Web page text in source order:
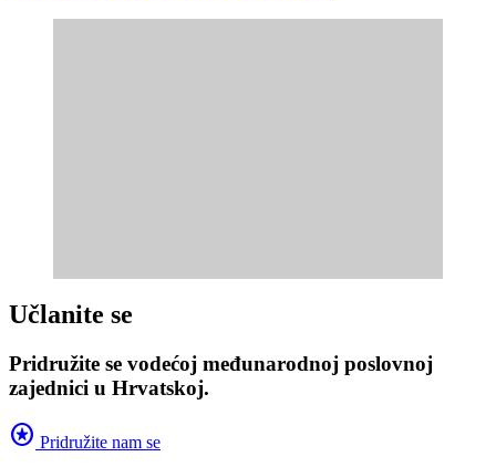
Učlanite se
Pridružite se vodećoj međunarodnoj poslovnoj
zajednici u Hrvatskoj.
stars Pridružite nam se